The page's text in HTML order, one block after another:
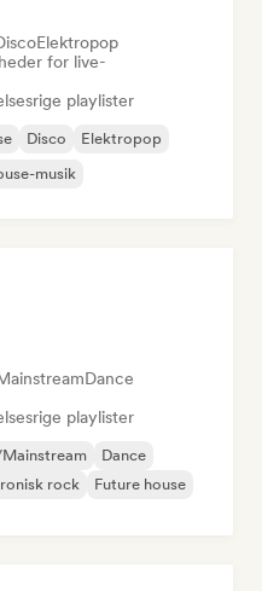
Elektropop
for live-
playlister
Disco
Elektropop
musik
Dance
playlister
Dance
rock
Future house